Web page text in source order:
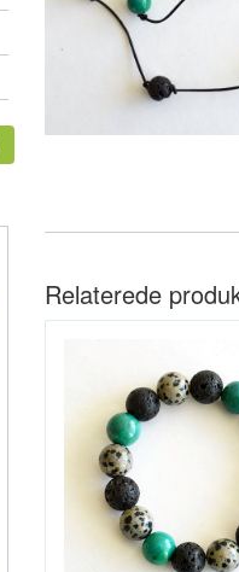
Relaterede